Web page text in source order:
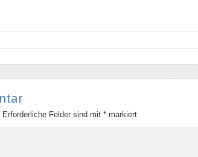
Erforderliche Felder sind mit * markiert